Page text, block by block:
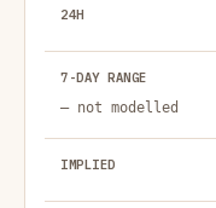
— not modelled